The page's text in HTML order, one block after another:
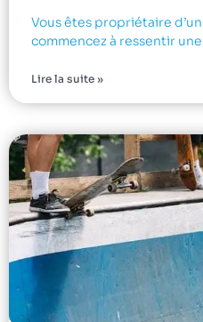
Vous êtes propriétaire
commencez à ressentir
Lire la suite »